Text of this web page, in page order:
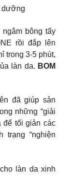
dưỡng
bông tẩy
rồi đắp lên
trong 3-5 phút,
làn da. BOM
đã giúp sản
những “giải
để tối giản các
trạng “nghiện
làn da xinh